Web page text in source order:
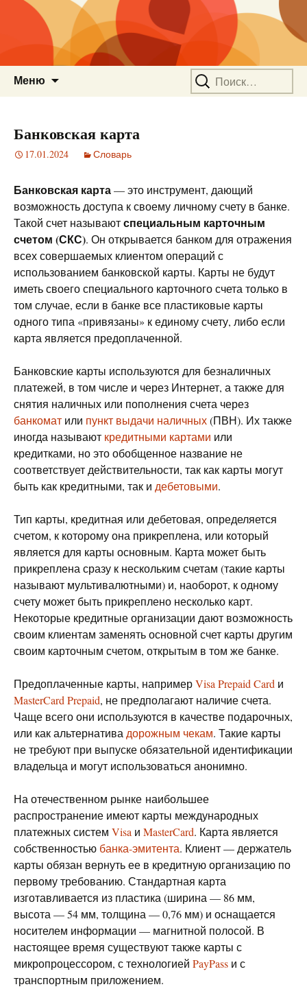
Меню Найти:
Банковская карта
17.01.2024 Словарь
Банковская карта— это инструмент, дающий
возможность доступа к своему личному счету в банке.
Такой счет называютспециальным карточным
счетом (СКС). Он открывается банком для отражения
всех совершаемых клиентом операций с
использованием банковской карты. Карты не будут
иметь своего специального карточного счета только в
том случае, если в банке все пластиковые карты
одного типа «привязаны» к единому счету, либо если
карта является предоплаченной.
Банковские карты используются для безналичных
платежей, в том числе и через Интернет, а также для
снятия наличных или пополнения счета через
банкомат или пункт выдачи наличных(ПВН). Их также
иногда называют кредитными картами или
кредитками, но это обобщенное название не
соответствует действительности, так как карты могут
быть как кредитными, так и дебетовыми.
Тип карты, кредитная или дебетовая, определяется
счетом, к которому она прикреплена, или который
является для карты основным. Карта может быть
прикреплена сразу к нескольким счетам (такие карты
называют мультивалютными) и, наоборот, к одному
счету может быть прикреплено несколько карт.
Некоторые кредитные организации дают возможность
своим клиентам заменять основной счет карты другим
своим карточным счетом, открытым в том же банке.
Предоплаченные карты, напримерVisa Prepaid Card и
MasterCard Prepaid, не предполагают наличие счета.
Чаще всего они используются в качестве подарочных,
или как альтернатива дорожным чекам. Такие карты
не требуют при выпуске обязательной идентификации
владельца и могут использоваться анонимно.
На отечественном рынке наибольшее
распространение имеют карты международных
платежных систем Visa и MasterCard. Карта является
собственностью банка-эмитента. Клиент — держатель
карты обязан вернуть ее в кредитную организацию по
первому требованию. Стандартная карта
изготавливается из пластика (ширина — 86 мм,
высота — 54 мм, толщина — 0,76 мм) и оснащается
носителем информации — магнитной полосой. В
настоящее время существуют также карты с
микропроцессором, с технологией PayPass и с
транспортным приложением.